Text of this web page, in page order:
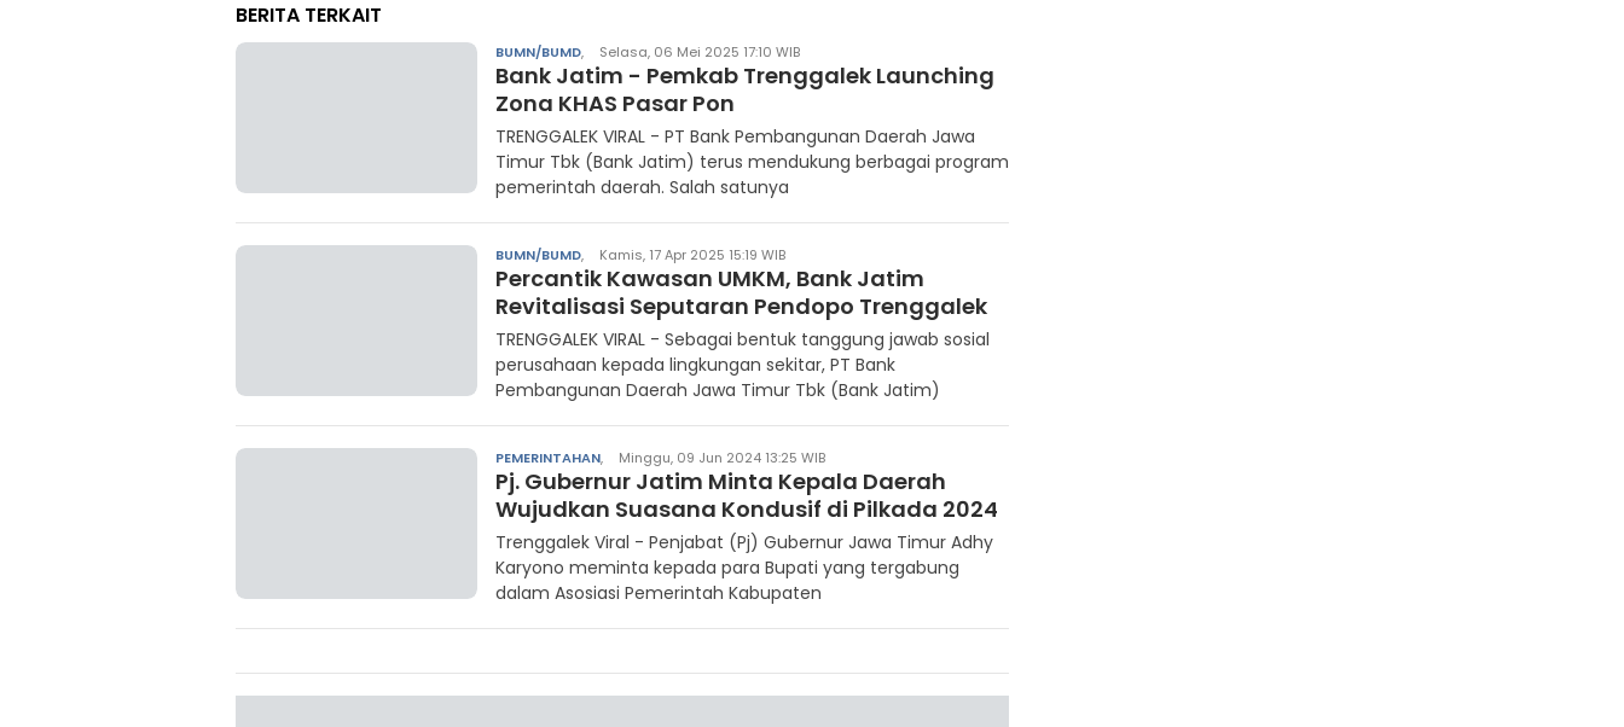
BERITA TERKAIT
BUMN/BUMD, Selasa, 06 Mei 2025 17:10 WIB
Bank Jatim - Pemkab Trenggalek Launching
Zona KHAS Pasar Pon
TRENGGALEK VIRAL - PT Bank Pembangunan Daerah Jawa
Timur Tbk (Bank Jatim) terus mendukung berbagai program
pemerintah daerah. Salah satunya
BUMN/BUMD, Kamis, 17 Apr 2025 15:19 WIB
Percantik Kawasan UMKM, Bank Jatim
Revitalisasi Seputaran Pendopo Trenggalek
TRENGGALEK VIRAL - Sebagai bentuk tanggung jawab sosial
perusahaan kepada lingkungan sekitar, PT Bank
Pembangunan Daerah Jawa Timur Tbk (Bank Jatim)
PEMERINTAHAN, Minggu, 09 Jun 2024 13:25 WIB
Pj. Gubernur Jatim Minta Kepala Daerah
Wujudkan Suasana Kondusif di Pilkada 2024
Trenggalek Viral - Penjabat (Pj) Gubernur Jawa Timur Adhy
Karyono meminta kepada para Bupati yang tergabung
dalam Asosiasi Pemerintah Kabupaten